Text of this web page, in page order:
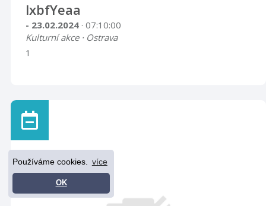
Používáme cookies. více
OK
lxbfYeaa
- 23.02.2024 · 07:10:00
Kulturní akce · Ostrava
1